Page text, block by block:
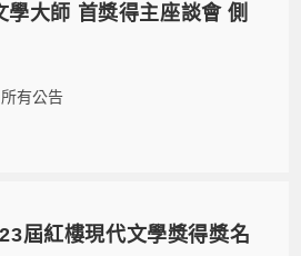
大師 首獎得主座談會 側
所有公告
屆紅樓現代文學獎得獎名